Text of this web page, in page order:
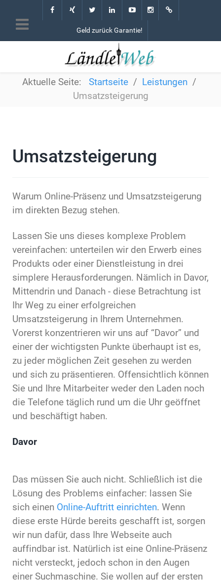
Geld zurück Garantie!
Aktuelle Seite: Startseite
Leistungen
Umsatzsteigerung
Umsatzsteigerung
Warum Online-Präsenz und Umsatzsteigerung
im direkten Bezug stehen.
Lassen Sie uns dieses komplexe Problem
vereinfachen: unterteilen wir den Erwerb eines
Produkts oder einer Dienstleistung in drei
simplere Herausforderungen. Nämlich in Davor,
Mittendrin und Danach - diese Betrachtung ist
Ihr Weg zu einer erfolgreichen
Umsatzsteigerung in Ihrem Unternehmen.
Vorerst konzentrieren wir uns auf “Davor” und
einer der wichtigsten Punkte überhaupt ist es,
zu jeder möglichen Zeit gesehen zu werden
und sich zu präsentieren. Offensichtlich können
Sie und Ihre Mitarbeiter weder den Laden noch
die Telefone täglich rund um die Uhr geöffnet
und beschäftigt haben.
Davor
Das müssen Sie auch nicht. Schließlich ist die
Lösung des Problems einfacher: lassen Sie
sich einen Online-Auftritt einrichten. Wenn
diese erste Hürde bereits geschafft ist, sorgen
wir nun dafür, dass Ihre Webseite auch
auffindbar ist. Natürlich ist eine Online-Präsenz
nicht versteckt, jedoch schon in den Augen
einer Suchmaschine. Sie wollen auf der ersten